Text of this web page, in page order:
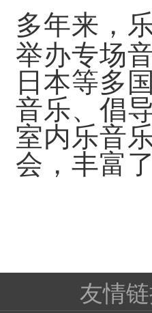
多年来，
举办专场
日本等多
音乐、倡
室内乐音
会，丰富
友情